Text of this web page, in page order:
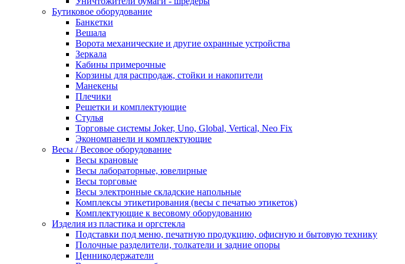
Бутиковое оборудование
Банкетки
Вешала
Ворота механические и другие охранные устройства
Зеркала
Кабины примерочные
Корзины для распродаж, стойки и накопители
Манекены
Плечики
Решетки и комплектующие
Стулья
Торговые системы Joker, Uno, Global, Vertical, Neo Fix
Экономпанели и комплектующие
Весы / Весовое оборудование
Весы крановые
Весы лабораторные, ювелирные
Весы торговые
Весы электронные складские напольные
Комплексы этикетирования (весы с печатью этикеток)
Комплектующие к весовому оборудованию
Изделия из пластика и оргстекла
Подставки под меню, печатную продукцию, офисную и бытовую технику
Полочные разделители, толкатели и задние опоры
Ценникодержатели